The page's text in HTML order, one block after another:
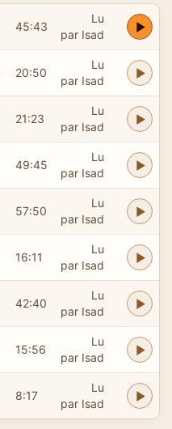
45:43
Lu
par Isad
20:50
Lu
par Isad
21:23
Lu
par Isad
49:45
Lu
par Isad
57:50
Lu
par Isad
16:11
Lu
par Isad
42:40
Lu
par Isad
15:56
Lu
par Isad
8:17
Lu
par Isad